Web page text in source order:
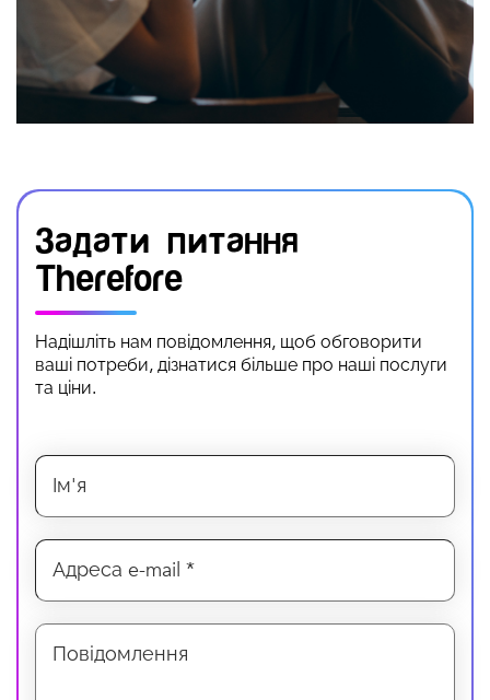
Задати питання
Therefore
Надішліть нам повідомлення, щоб обговорити
ваші потреби, дізнатися більше про наші послуги
та ціни.